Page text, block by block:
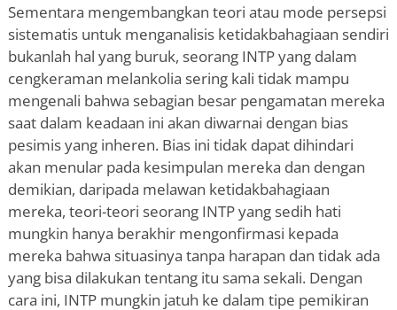
Sementara mengembangkan teori atau mode persepsi
sistematis untuk menganalisis ketidakbahagiaan sendiri
bukanlah hal yang buruk, seorang INTP yang dalam
cengkeraman melankolia sering kali tidak mampu
mengenali bahwa sebagian besar pengamatan mereka
saat dalam keadaan ini akan diwarnai dengan bias
pesimis yang inheren. Bias ini tidak dapat dihindari
akan menular pada kesimpulan mereka dan dengan
demikian, daripada melawan ketidakbahagiaan
mereka, teori-teori seorang INTP yang sedih hati
mungkin hanya berakhir mengonfirmasi kepada
mereka bahwa situasinya tanpa harapan dan tidak ada
yang bisa dilakukan tentang itu sama sekali. Dengan
cara ini, INTP mungkin jatuh ke dalam tipe pemikiran